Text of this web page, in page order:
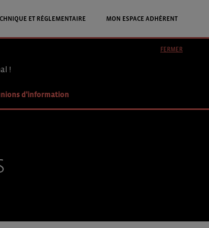
ET RÉGLEMENTAIRE MON ESPACE ADHÉRENT
!
d'information
FERMER